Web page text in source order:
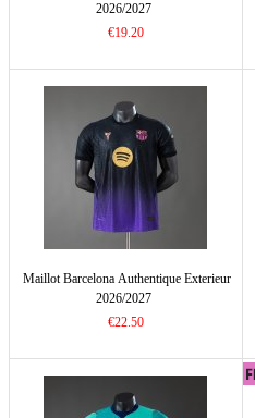
2026/2027
€19.20
Maillot Barcelona Authentique Exterieur
2026/2027
€22.50